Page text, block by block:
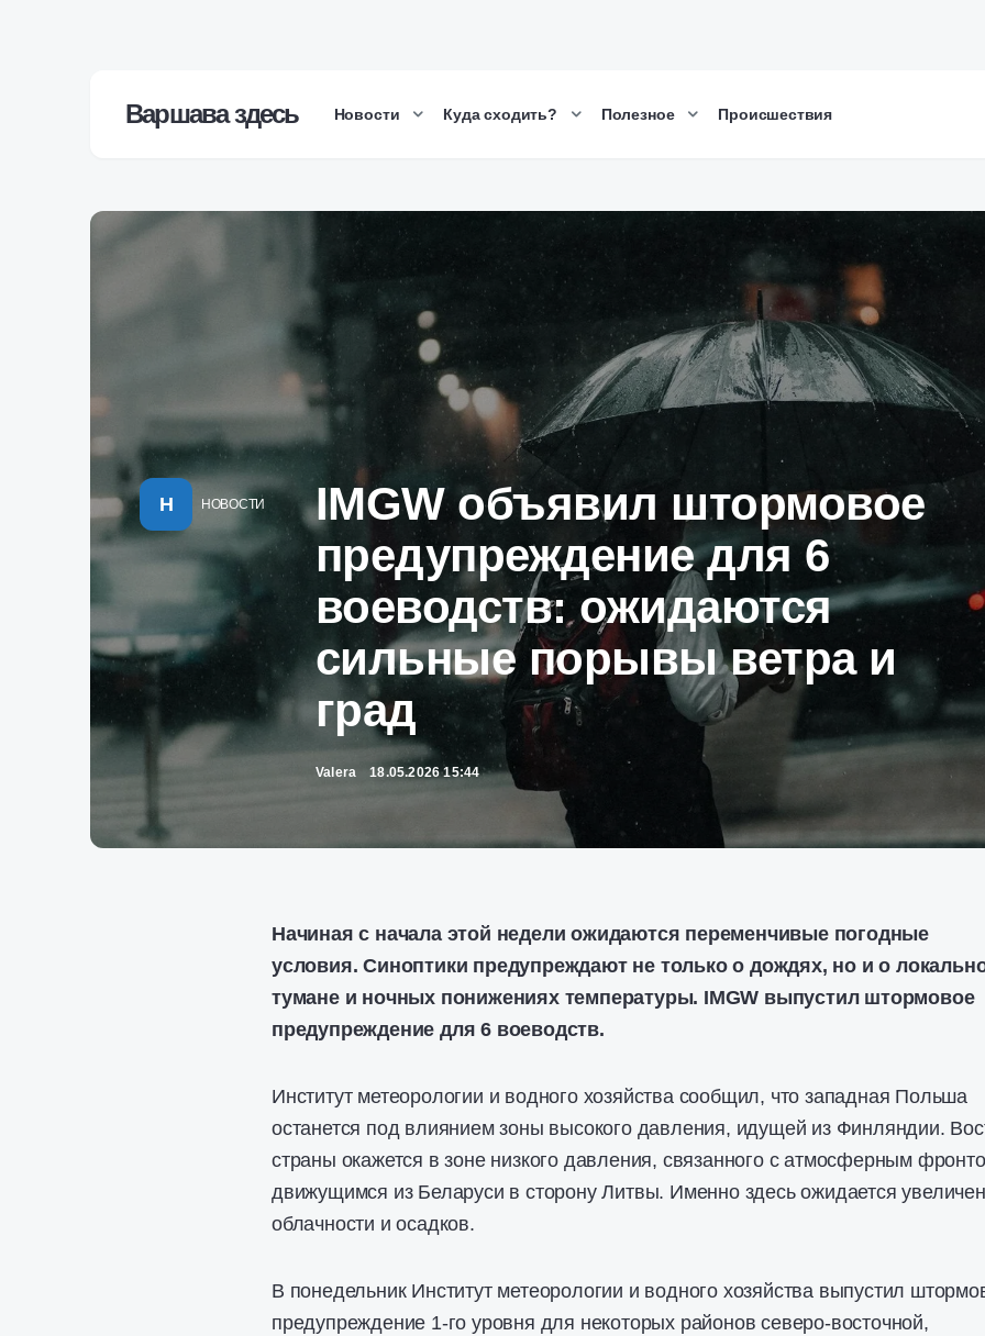
Варшава здесь Новости Куда сходить? Полезное Происшествия
Н НОВОСТИ
IMGW объявил штормовое
предупреждение для 6
воеводств: ожидаются
сильные порывы ветра и
град
Valera 18.05.2026 15:44
Начиная с начала этой недели ожидаются переменчивые погодные
условия. Синоптики предупреждают не только о дождях, но и о
тумане и ночных понижениях температуры. IMGW выпустил штормовое
предупреждение для 6 воеводств.
Институт метеорологии и водного хозяйства сообщил, что западная Польша
останется под влиянием зоны высокого давления, идущей из Финляндии.
страны окажется в зоне низкого давления, связанного с атмосферным
движущимся из Беларуси в сторону Литвы. Именно здесь ожидается
облачности и осадков.
В понедельник Институт метеорологии и водного хозяйства выпустил
предупреждение 1-го уровня для некоторых районов северо-восточной,